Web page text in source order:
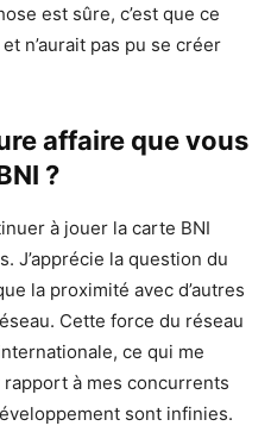
est sûre, c’est que ce
n’aurait pas pu se créer
affaire que vous
?
à jouer la carte BNI
J’apprécie la question du
la proximité avec d’autres
Cette force du réseau
ce qui me
à mes concurrents
sont infinies.